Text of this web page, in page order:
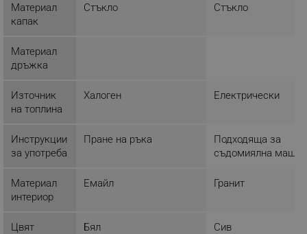
Материал
капак
Стъкло Стъкло
Материал
дръжка
Източник
на топлина
Халоген Електрически
Инструкции
за употреба
Пране на ръка
Подходяща за
съдомиялна
Материал
интериор
Емайл Гранит
Цвят Бял Сив
НЕКЛАСИФИЦИРАНИ
Таргетиране
Функционалност
Строго необходимите бисквитки позволяват